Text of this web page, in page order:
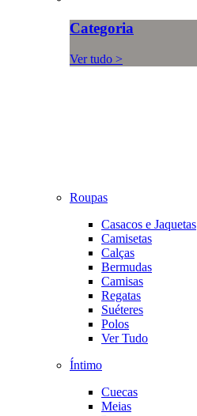
Categoria
Ver tudo >
Roupas
Casacos e Jaquetas
Camisetas
Calças
Bermudas
Camisas
Regatas
Suéteres
Polos
Ver Tudo
Íntimo
Cuecas
Meias